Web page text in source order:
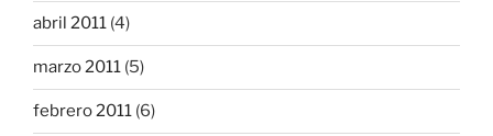
abril 2011 (4)
marzo 2011 (5)
febrero 2011 (6)